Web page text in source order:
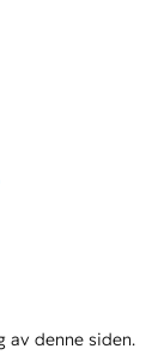
av denne siden.